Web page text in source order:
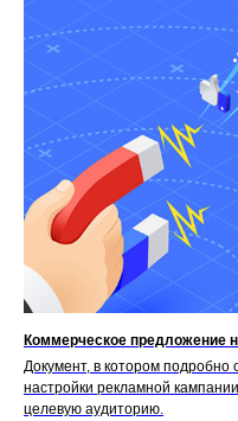
Коммерческое предложение
Документ, в котором подробно
настройки рекламной
целевую аудиторию.